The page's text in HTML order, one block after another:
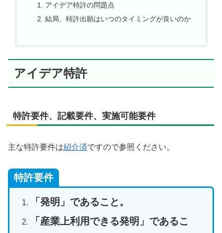
アイデア特許の問題点
結局、特許出願はいつのタイミングが良いのか
アイデア特許
特許要件、記載要件、実施可能要件
主な特許要件は紹介済ですので参照ください。
特許要件
「発明」であること。
「産業上利用できる発明」であるこ